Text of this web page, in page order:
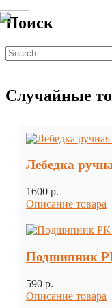
Поиск
Случайные
Лебедка
1600 p.
Описание товара
Подшипник
590 p.
Описание товара